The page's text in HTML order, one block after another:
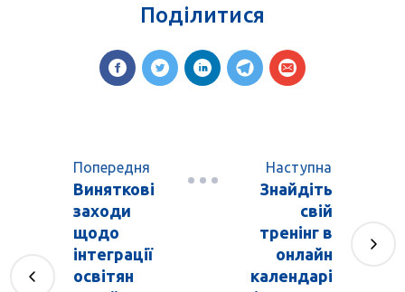
Поділитися
Попередня
Виняткові
заходи
щодо
інтеграції
освітян
Наступна
Знайдіть
свій
тренінг в
онлайн
календарі